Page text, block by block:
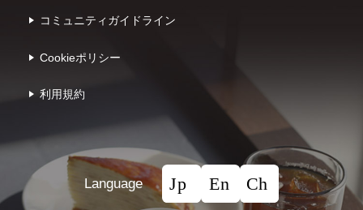
コミュニティガイドライン
Cookieポリシー
利⽤規約
Language